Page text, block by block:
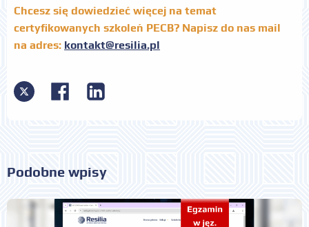
Chcesz się dowiedzieć więcej na temat
certyfikowanych szkoleń PECB? Napisz do nas mail
na adres: kontakt@resilia.pl
Podobne wpisy